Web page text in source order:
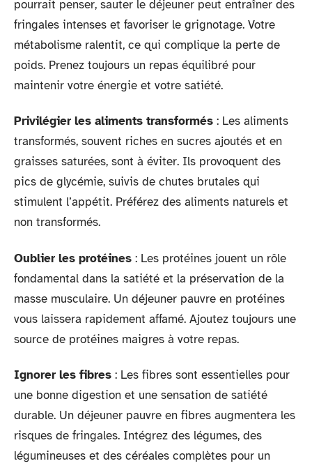
pourrait penser, sauter le déjeuner peut entraîner des
fringales intenses et favoriser le grignotage. Votre
métabolisme ralentit, ce qui complique la perte de
poids. Prenez toujours un repas équilibré pour
maintenir votre énergie et votre satiété.
Privilégier les aliments transformés : Les aliments
transformés, souvent riches en sucres ajoutés et en
graisses saturées, sont à éviter. Ils provoquent des
pics de glycémie, suivis de chutes brutales qui
stimulent l’appétit. Préférez des aliments naturels et
non transformés.
Oublier les protéines : Les protéines jouent un rôle
fondamental dans la satiété et la préservation de la
masse musculaire. Un déjeuner pauvre en protéines
vous laissera rapidement affamé. Ajoutez toujours une
source de protéines maigres à votre repas.
Ignorer les fibres : Les fibres sont essentielles pour
une bonne digestion et une sensation de satiété
durable. Un déjeuner pauvre en fibres augmentera les
risques de fringales. Intégrez des légumes, des
légumineuses et des céréales complètes pour un